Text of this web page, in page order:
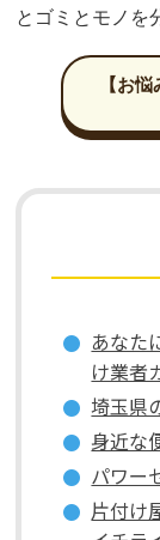
とゴミとモノを
【お
あなた
け業者
埼玉県
身近な
パワー
片付け